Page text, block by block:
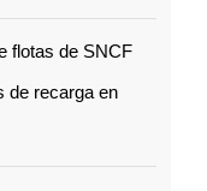
flotas de SNCF
de recarga en